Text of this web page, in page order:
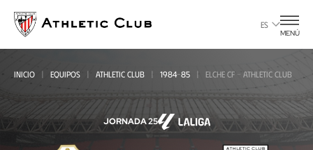
contenido
principal
ES
MENÚ
INICIO EQUIPOS ATHLETIC CLUB 1984-85 ELCHE CF - ATHLETIC CLUB
JORNADA 25